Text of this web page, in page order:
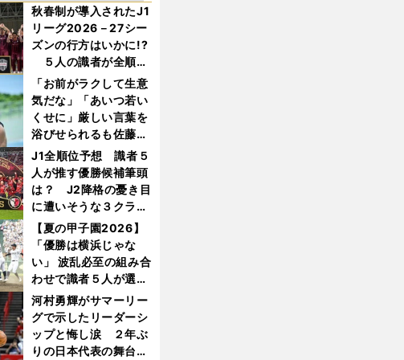
秋春制が導入されたJ1
リーグ2026－27シー
ズンの行方はいかに!?
５人の識者が全順位
を大胆予想
「お前がラクして生意
気だな」「あいつ若い
くせに」厳しい言葉を
浴びせられるも佐藤慎
太郎が貫いた誇りとフ
ァンへの思い
J1全順位予想 識者５
人が推す優勝候補筆頭
は？ J2降格の憂き目
に遭いそうな３クラブ
とは？
【夏の甲子園2026】
「優勝は横浜じゃな
い」 波乱必至の組み合
わせで識者５人が選ん
だ優勝校はここだ！
河村勇輝がサマーリー
グで示したリーダーシ
ップと悔し涙 ２年ぶ
りの日本代表の舞台を